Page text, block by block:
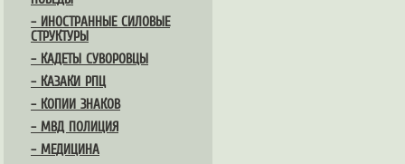
– ИНОСТРАННЫЕ СИЛОВЫЕ
СТРУКТУРЫ
– КАДЕТЫ СУВОРОВЦЫ
– КАЗАКИ РПЦ
– КОПИИ ЗНАКОВ
– МВД ПОЛИЦИЯ
– МЕДИЦИНА